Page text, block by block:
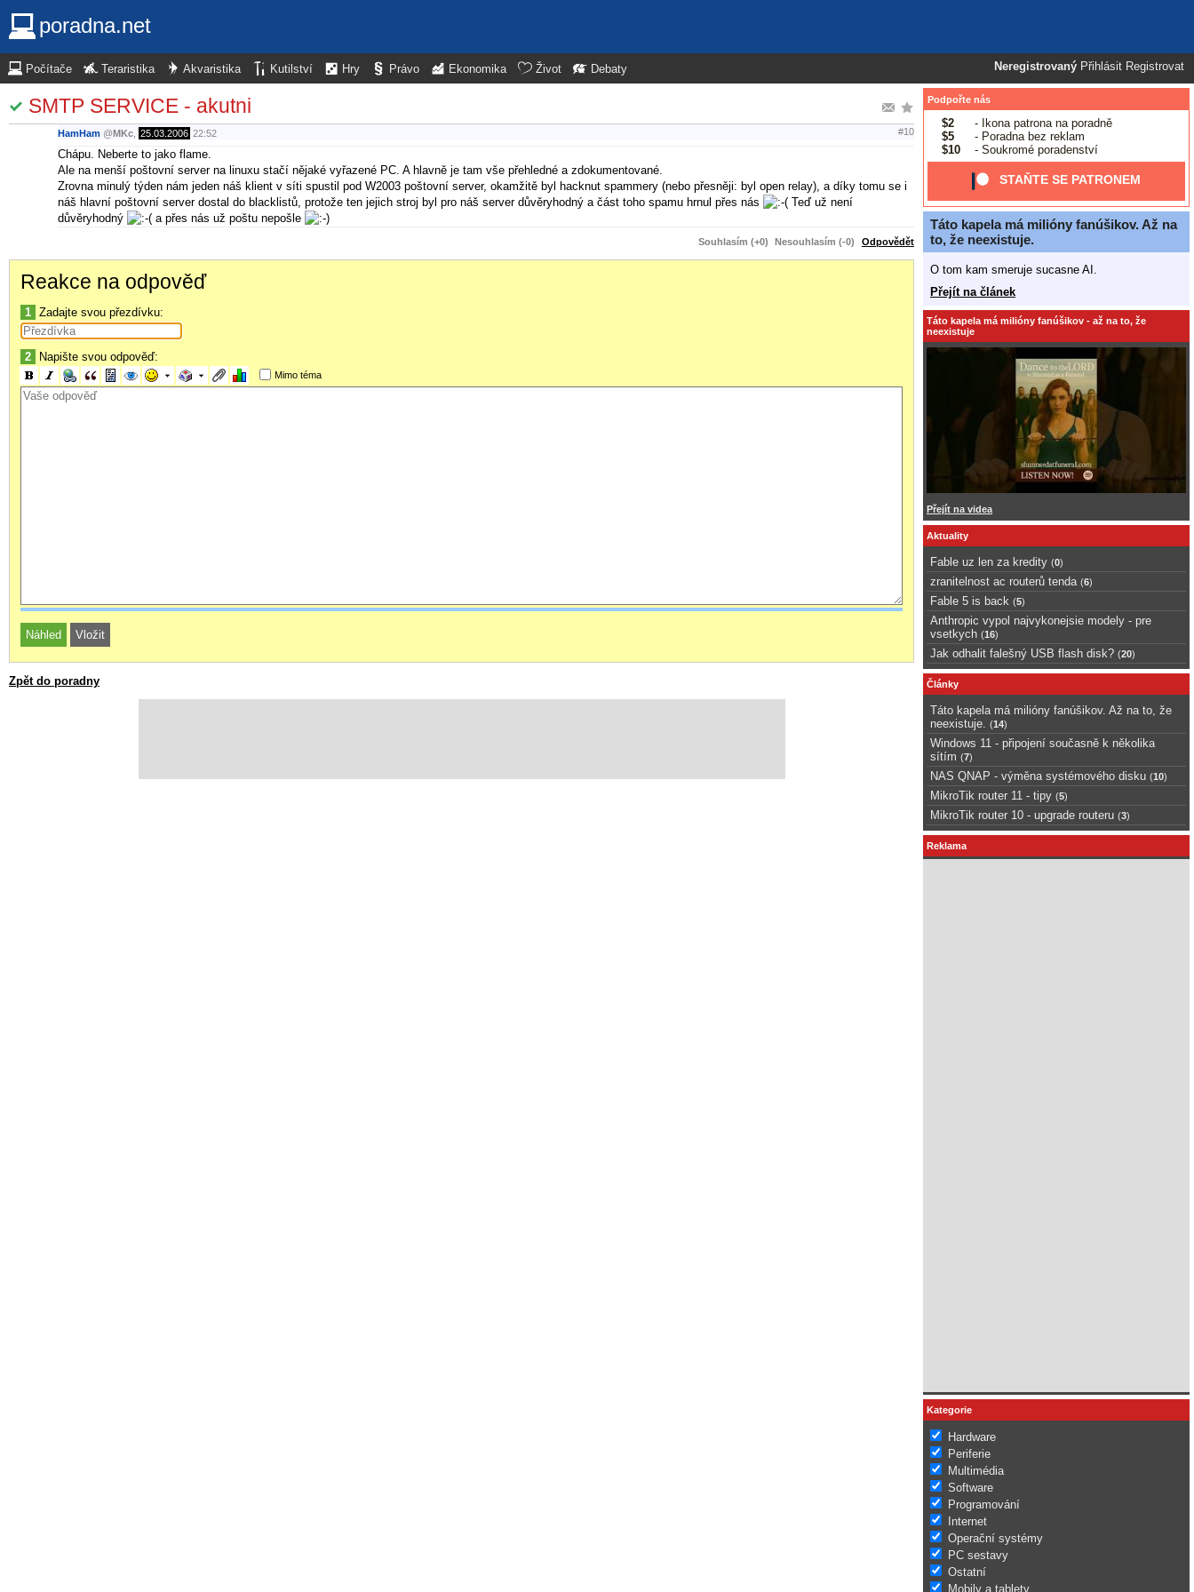
poradna.net
Neregistrovaný Přihlásit Registrovat
Počítače Teraristika Akvaristika Kutilství Hry Právo Ekonomika Život Debaty
SMTP SERVICE - akutni
HamHam @MKc 25.03.2006 22:52 #10
Chápu. Neberte to jako flame.
Ale na menší poštovní server na linuxu stačí nějaké vyřazené PC. A hlavně je tam vše přehledné a zdokumentované.
Zrovna minulý týden nám jeden náš klient v síti spustil pod W2003 poštovní server, okamžitě byl hacknut spammery (nebo přesněji: byl open relay), a díky tomu se i
náš hlavní poštovní server dostal do blacklistů, protože ten jejich stroj byl pro náš server důvěryhodný a část toho spamu hrnul přes nás
Teď už není
důvěryhodný
a přes nás už poštu nepošle
Souhlasím (+0) Nesouhlasím (-0) Odpovědět
Reakce na odpověď
1 Zadajte svou přezdívku:
2 Napište svou odpověď:
Mimo téma
Zpět do poradny
Podpořte nás
$2
- Ikona patrona na poradně
$5
- Poradna bez reklam
$10
- Soukromé poradenství
STAŇTE SE PATRONEM
Táto kapela má milióny fanúšikov. Až na
to, že neexistuje.
O tom kam smeruje sucasne AI.
Přejít na článek
Táto kapela má milióny fanúšikov - až na to, že
neexistuje
Přejít na videa
Aktuality
Fable uz len za kredity (0)
zranitelnost ac routerů tenda (6)
Fable 5 is back (5)
Anthropic vypol najvykonejsie modely - pre
vsetkych (16)
Jak odhalit falešný USB flash disk? (20)
Články
Táto kapela má milióny fanúšikov. Až na to, že
neexistuje.
(14)
Windows 11 - připojení současně k několika
sítím (7)
NAS QNAP - výměna systémového disku (10)
MikroTik router 11 - tipy (5)
MikroTik router 10 - upgrade routeru (3)
Reklama
Kategorie
Hardware
Periferie
Multimédia
Software
Programování
Internet
Operační systémy
PC sestavy
Ostatní
Mobily a tablety